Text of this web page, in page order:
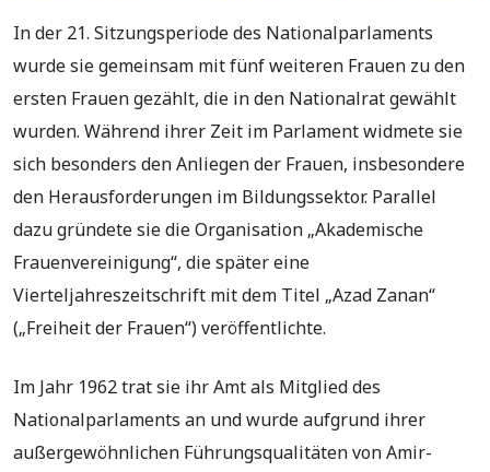
In der 21. Sitzungsperiode des Nationalparlaments
wurde sie gemeinsam mit fünf weiteren Frauen zu den
ersten Frauen gezählt, die in den Nationalrat gewählt
wurden. Während ihrer Zeit im Parlament widmete sie
sich besonders den Anliegen der Frauen, insbesondere
den Herausforderungen im Bildungssektor. Parallel
dazu gründete sie die Organisation „Akademische
Frauenvereinigung“, die später eine
Vierteljahreszeitschrift mit dem Titel „Azad Zanan“
(„Freiheit der Frauen“) veröffentlichte.
Im Jahr 1962 trat sie ihr Amt als Mitglied des
Nationalparlaments an und wurde aufgrund ihrer
außergewöhnlichen Führungsqualitäten von Amir-